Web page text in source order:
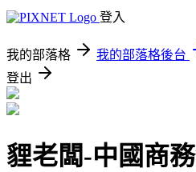
登入
我的部落格 我的部落格後台
登出
貍老闆-中國商